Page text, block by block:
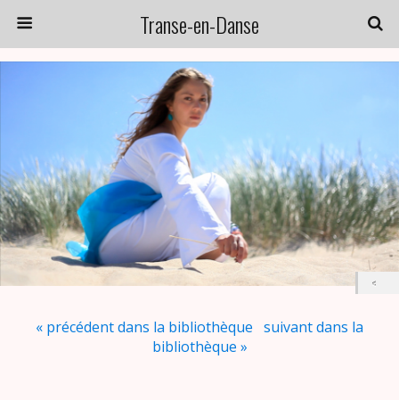
Transe-en-Danse
« précédent dans la bibliothèque suivant dans la
bibliothèque »